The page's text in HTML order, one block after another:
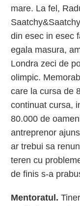
mare. La fel,
din esec in esec
egala masura,
Londra zeci de
olimpic.
care la cursa de
continuat cursa,
80.000 de
antreprenor
ar trebui sa
teren cu
de finis s-a
Mentoratul.